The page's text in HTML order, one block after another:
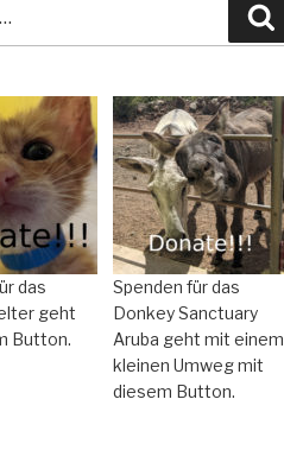
das
geht
Button.
Spenden für das
Donkey Sanctuary
Aruba geht mit einem
kleinen Umweg mit
diesem Button.